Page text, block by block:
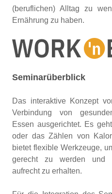
(beruflichen) Alltag zu
Ernährung zu haben.
Seminarüberblick
Das interaktive Konzept
Verbindung von
Essen ausgerichtet. Es
oder das Zählen von
bietet flexible Werkzeuge,
gerecht zu werden und
aufrecht zu erhalten.